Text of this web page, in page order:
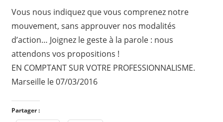
Vous nous indiquez que vous comprenez notre
mouvement, sans approuver nos modalités
d’action… Joignez le geste à la parole : nous
attendons vos propositions !
EN COMPTANT SUR VOTRE PROFESSIONNALISME.
Marseille le 07/03/2016
Partager :